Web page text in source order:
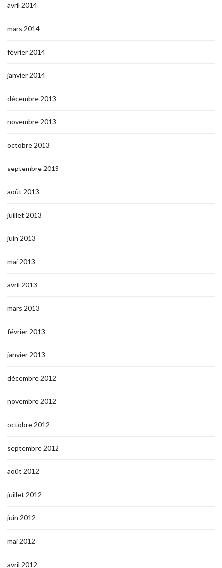
avril 2014
mars 2014
février 2014
janvier 2014
décembre 2013
novembre 2013
octobre 2013
septembre 2013
août 2013
juillet 2013
juin 2013
mai 2013
avril 2013
mars 2013
février 2013
janvier 2013
décembre 2012
novembre 2012
octobre 2012
septembre 2012
août 2012
juillet 2012
juin 2012
mai 2012
avril 2012